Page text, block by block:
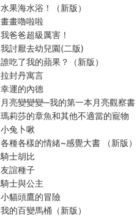
水果海水浴！（新版）
畫畫嚕啦啦
我爸爸超級厲害！
我討厭去幼兒園(二版)
誰吃了我的蘋果？（新版）
拉封丹寓言
幸運的內德
月亮變變變─我的第一本月亮觀察書
瑪莉莎的章魚和其他不適當的寵物
小兔卜啾
各種各樣的情緒~感覺大書 （新版）
騎士胡比
友誼種子
騎士與公主
小貓頭鷹的冒險
我的百變馬桶（新版）